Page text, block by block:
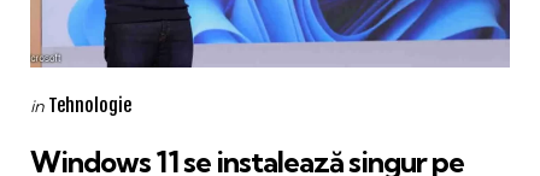
Categories
Posted
in Tehnologie
Windows 11 se instalează singur pe